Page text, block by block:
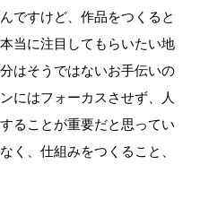
ですけど、作品をつくると
当に注目してもらいたい地
はそうではないお手伝いの
にはフォーカスさせず、人
ることが重要だと思ってい
く、仕組みをつくること、